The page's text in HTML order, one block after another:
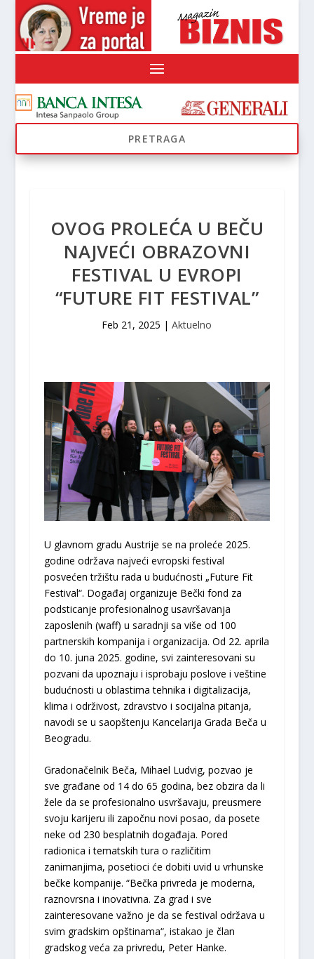
OVOG PROLEĆA U BEČU
NAJVEĆI OBRAZOVNI
FESTIVAL U EVROPI
“FUTURE FIT FESTIVAL”
Feb 21, 2025 |Aktuelno
U glavnom gradu Austrije se na proleće 2025.
godine održava najveći evropski festival
posvećen tržištu rada u budućnosti „Future Fit
Festival“. Događaj organizuje Bečki fond za
podsticanje profesionalnog usavršavanja
zaposlenih (waff) u saradnji sa više od 100
partnerskih kompanija i organizacija. Od 22. aprila
do 10. juna 2025. godine, svi zainteresovani su
pozvani da upoznaju i isprobaju poslove i veštine
budućnosti u oblastima tehnika i digitalizacija,
klima i održivost, zdravstvo i socijalna pitanja,
navodi se u saopštenju Kancelarija Grada Beča u
Beogradu.
Gradonačelnik Beča, Mihael Ludvig, pozvao je
sve građane od 14 do 65 godina, bez obzira da li
žele da se profesionalno usvršavaju, preusmere
svoju karijeru ili započnu novi posao, da posete
neke od 230 besplatnih događaja. Pored
radionica i tematskih tura o različitim
zanimanjima, posetioci će dobiti uvid u vrhunske
bečke kompanije. “Bečka privreda je moderna,
raznovrsna i inovativna. Za grad i sve
zainteresovane važno je da se festival održava u
svim gradskim opštinama“, istakao je član
gradskog veća za privredu, Peter Hanke.